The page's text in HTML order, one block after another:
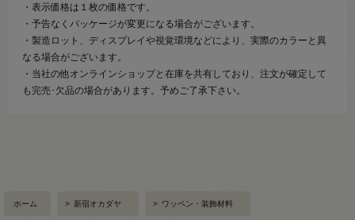
・表示価格は１枚の価格です。
・予告なくパッケージが変更になる場合がございます。
・製造ロット、ディスプレイや視覚環境などにより、実際のカラーと異
なる場合がございます。
・当社の他オンラインショップと在庫を共有しており、注文が確定して
も完売･欠品の場合があります。予めご了承下さい。
ホーム > 新宿オカダヤ > ワッペン・装飾材料